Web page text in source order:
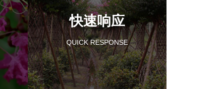
快速响应
QUICK RESPONSE